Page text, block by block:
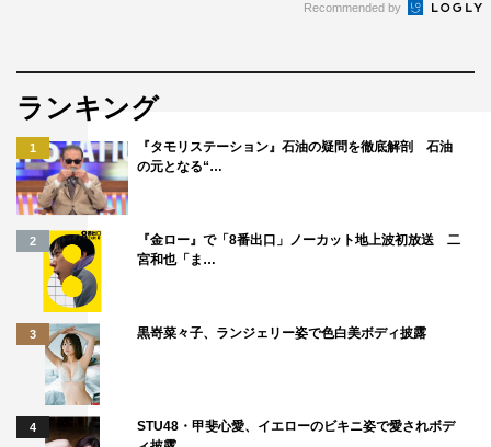
Recommended by
ランキング
1
『タモリステーション』石油の疑問を徹底解剖 石油
の元となる“…
2
『金ロー』で「8番出口」ノーカット地上波初放送 二
宮和也「ま…
3 黒嵜菜々子、ランジェリー姿で色白美ボディ披露
4
STU48・甲斐心愛、イエローのビキニ姿で愛されボデ